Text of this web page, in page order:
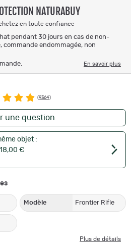
NATURABUY
en toute confiance
pendant 30 jours en cas de non-
endommagée, non
En savoir plus
(9364)
une question
objet :
€
Modèle Frontier Rifle
Plus de détails